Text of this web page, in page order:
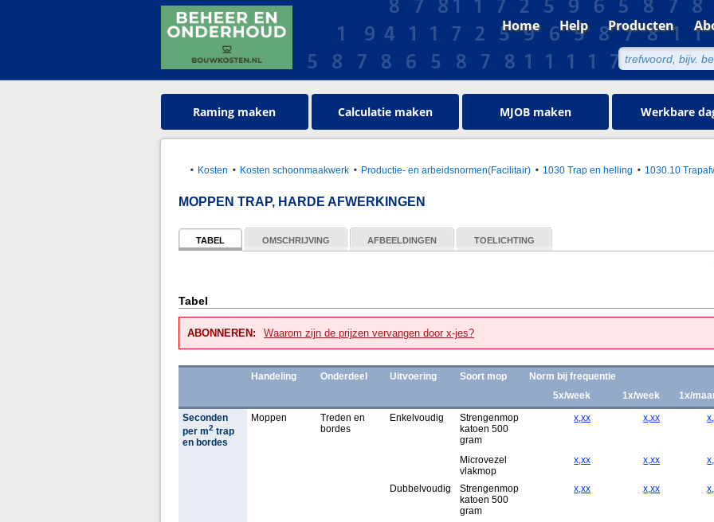
Home Help Producten
Raming maken Calculatie maken MJOB maken Werkbare
Kosten Kosten schoonmaakwerk Productie- en arbeidsnormen(Facilitair) 1030 Trap en helling 1030.10
MOPPEN TRAP, HARDE AFWERKINGEN
TABEL OMSCHRIJVING AFBEELDINGEN
TOELICHTING
Tabel
ABONNEREN: Waarom zijn de prijzen vervangen door x-jes?
Handeling Onderdeel Uitvoering Soort mop
Norm bij frequentie
5x/week
1x/week
1x/
Seconden
per m2trap
en bordes
Moppen
Treden en
bordes
Enkelvoudig
Strengenmop
katoen 500
gram
x,xx x,xx
Microvezel
vlakmop
x,xx x,xx
Dubbelvoudig
Strengenmop
katoen 500
gram
x,xx x,xx